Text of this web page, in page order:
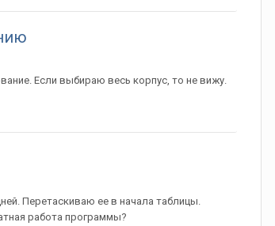
Если выбираю весь корпус, то не вижу.
Перетаскиваю ее в начала таблицы.
работа программы?